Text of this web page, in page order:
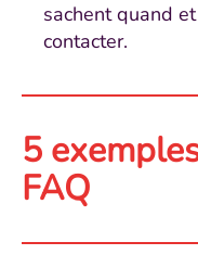
sachent quand
contacter.
5
FAQ